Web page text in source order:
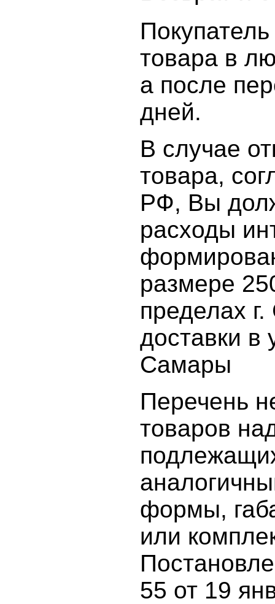
товара в
а после
дней.
В случае
товара,
РФ, Вы
расходы
размере
пределах
доставки в
Самары
Перечень
товаров
формы,
или
55 от 19